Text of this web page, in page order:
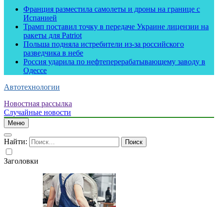
Франция разместила самолеты и дроны на границе с
Испанией
Трамп поставил точку в передаче Украине лицензии на
ракеты для Patriot
Польша подняла истребители из-за российского
разведчика в небе
Россия ударила по нефтеперерабатывающему заводу в
Одессе
Автотехнологии
Новостная рассылка
Случайные новости
Меню
Найти:
Заголовки